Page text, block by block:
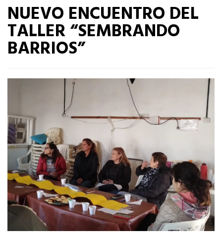
NUEVO ENCUENTRO DEL
TALLER “SEMBRANDO
BARRIOS”